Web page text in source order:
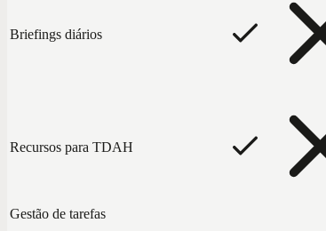
Briefings diários
Recursos para TDAH
Gestão de tarefas